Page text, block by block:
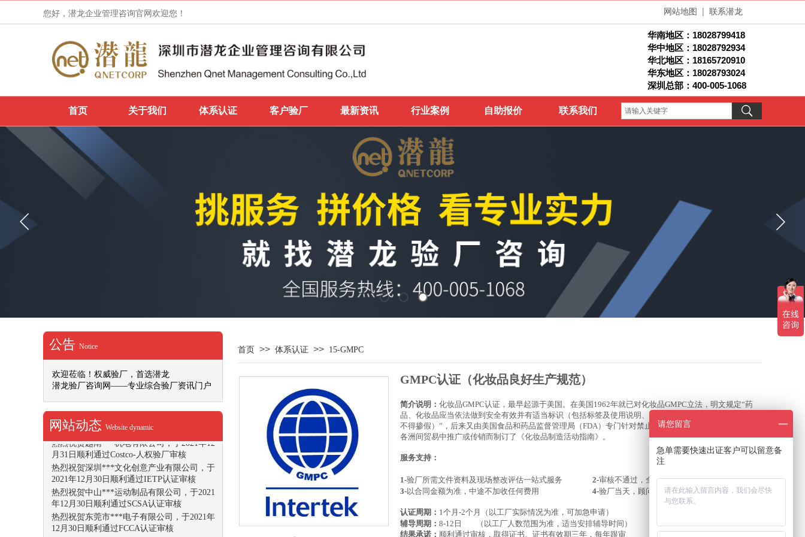
网站地图 | 联系潜龙
您好，潜龙企业管理咨询官网欢迎您！
华南地区： 18028799418
华中地区：18028792934
华北地区：18165720910
华东地区：18028793024
深圳总部：400-005-1068
关于我们 体系认证 客户验厂 最新资讯 行业案例
首页 自助报价 联系我们
欢迎莅临！权威验厂，首选潜龙
潜龙验厂咨询网——专业综合验厂资讯门户
热烈祝贺广州市***印刷有限公司，于2022年
2022年1月10日顺利通过DISNEY验厂审核
热烈祝贺重庆***动力机械有限公司，于2022
年1月10日顺利通过SMETA-4P认证审核
热烈祝贺江门***食品加工仓储有限公司，于
2022年1月7日顺利通过SMETA-4P认证审核
年1月7日顺利通过BSCI认证审核
热烈祝贺越南***机电有限公司，于2021年12
月31日顺利通过Costco-反恐验厂审核
热烈祝贺越南***机电有限公司，于2021年12
月31日顺利通过Costco-人权验厂审核
热烈祝贺深圳***文化创意产业有限公司，于
2021年12月30日顺利通过IETP认证审核
热烈祝贺中山***运动制品有限公司，于2021
年12月30日顺利通过SCSA认证审核
热烈祝贺东莞市***电子有限公司，于2021年
12月30日顺利通过FCCA认证审核
公告 Notice
网站动态 Website dynamic
首页 >> 体系认证 >> 15-GMPC
GMPC认证（化妆品良好生产规范）
简介说明： 化妆品GMPC认证，最早起源于美国。 在美国1962年就已对化妆品GMPC立法，明文规定“药
品、化妆品应当依法做到安全有效并有适当标识（包括标签及使用说明、副作用、注意事项等内容正确，
不得掺假）”，后来又由美国食品和药品监督管理局（FDA）专门针对禁止伪劣的或无商标的化妆品在美国
各洲间贸易中推广或传销而制订了《化妆品制造活动指南》。
服务支持：​
1-验厂所需文件资料及现场整改评估一站式服务 2-审核不通过，全款退还
3-以合同金额为准，中途不加收任何费用 4-验厂当天，顾问全程陪审
认证周期 ： 1个月-2个月（以工厂实际情况为准，可加急申请）
辅导周期： 8-12日 （以工厂人数范围为准，适当安排辅导时间）
结果承诺： 顺利通过审核，取得证书。证书有效期三年，每年跟审
请您留言
急单需要快速出证客户可以留意备
注